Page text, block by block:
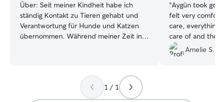
Über: Seit meiner Kindheit habe ich
ständig Kontakt zu Tieren gehabt und
Verantwortung für Hunde und Katzen
übernommen. Während meiner Zeit in
unterschiedlicher Herkunft gearbeitet.
Dabei habe ich nicht nur die Versorgung
und Pflege übernommen, sondern auch
“Aygün took
felt very
care, everything
care of and the
when i
updates of how
Amelie S.
1 / 1